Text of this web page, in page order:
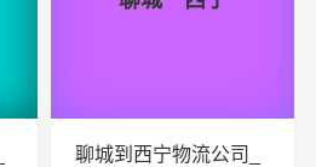
聊城到西宁物流公司_